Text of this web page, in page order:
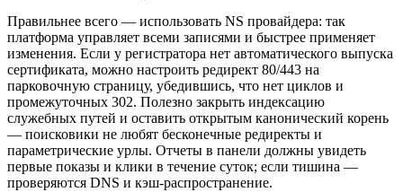
Правильнее всего — использовать NS провайдера: так
платформа управляет всеми записями и быстрее применяет
изменения. Если у регистратора нет автоматического выпуска
сертификата, можно настроить редирект 80/443 на
парковочную страницу, убедившись, что нет циклов и
промежуточных 302. Полезно закрыть индексацию
служебных путей и оставить открытым канонический корень
— поисковики не любят бесконечные редиректы и
параметрические урлы. Отчеты в панели должны увидеть
первые показы и клики в течение суток; если тишина —
проверяются DNS и кэш‑распространение.